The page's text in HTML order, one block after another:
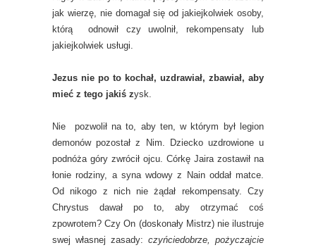
jak wierzę, nie domagał się od jakiejkolwiek osoby,
którą odnowił czy uwolnił, rekompensaty lub
jakiejkolwiek usługi.
Jezus nie po to kochał, uzdrawiał, zbawiał, aby
mieć z tego jakiś zysk.
Nie pozwolił na to, aby ten, w którym był legion
demonów pozostał z Nim. Dziecko uzdrowione u
podnóża góry zwrócił ojcu. Córkę Jaira zostawił na
łonie rodziny, a syna wdowy z Nain oddał matce.
Od nikogo z nich nie żądał rekompensaty. Czy
Chrystus dawał po to, aby otrzymać coś
zpowrotem? Czy On (doskonały Mistrz) nie ilustruje
swej własnej zasady: czyńciedobrze, pożyczajcie